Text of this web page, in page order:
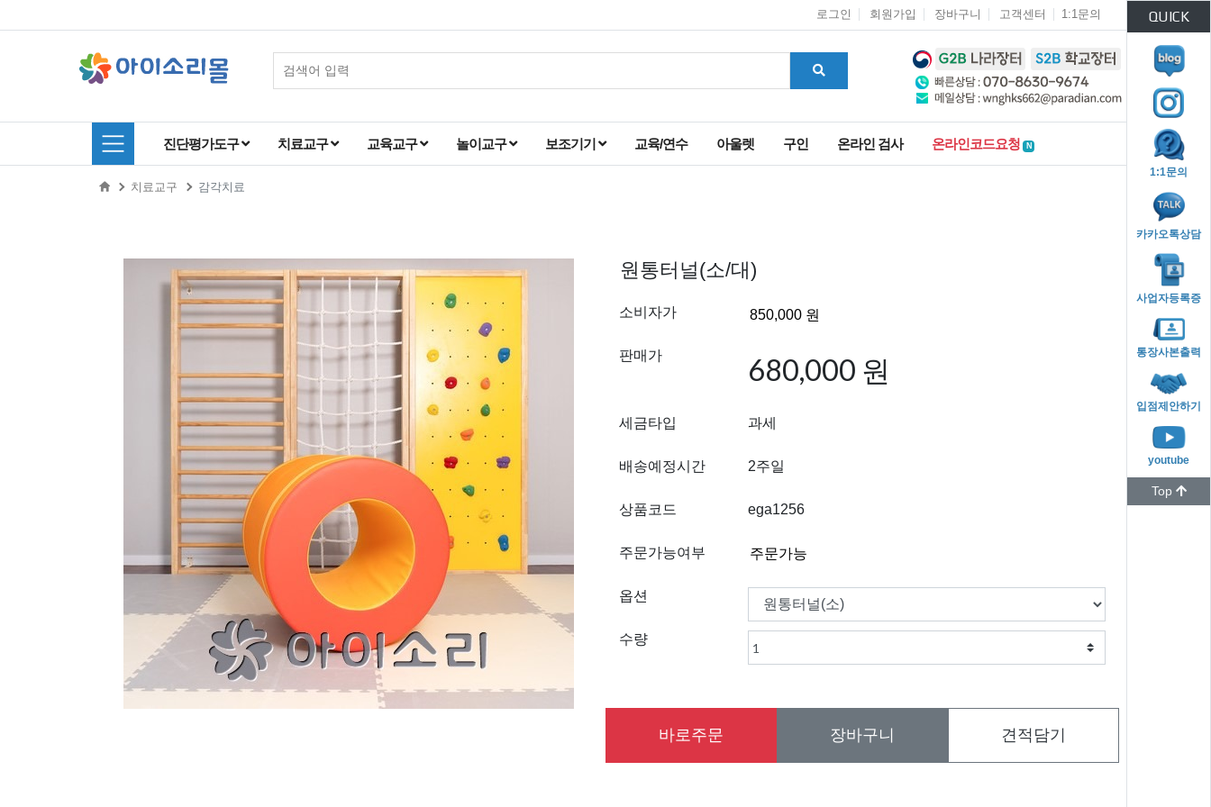
QUICK
1:1문의
카카오톡상담
사업자등록증
통장사본출력
입점제안하기
youtube
Top
로그인 회원가입 장바구니 고객센터 1:1문의
진단평가도구 치료교구 교육교구 놀이교구 보조기기 교육/연수 아울렛 구인 온라인 검사 온라인코드요청 N
치료교구 감각치료
원통터널(소/대)
소비자가
판매가 680,000 원
세금타입 과세
배송예정시간 2주일
상품코드 ega1256
주문가능여부
옵션
수량
바로주문 장바구니 견적담기